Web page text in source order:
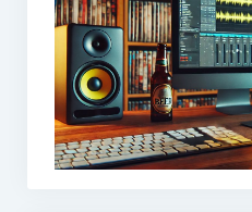
Blog
Markovy RECeNZE
2025